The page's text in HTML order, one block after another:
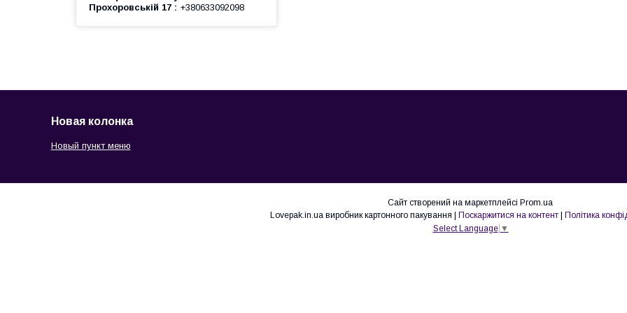
Прохоровській 17
+380633092098
Новая колонка
Новый пункт меню
Сайт створений на маркетплейсі Prom.ua
Lovepak.in.ua виробник картонного пакування | Поскаржитися на контент | Політика
Select Language ▼